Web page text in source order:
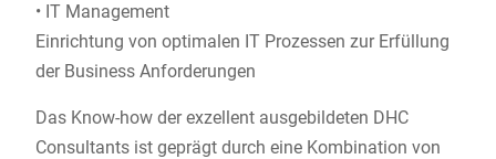
• IT Management
Einrichtung von optimalen IT Prozessen zur Erfüllung
der Business Anforderungen
Das Know-how der exzellent ausgebildeten DHC
Consultants ist geprägt durch eine Kombination von